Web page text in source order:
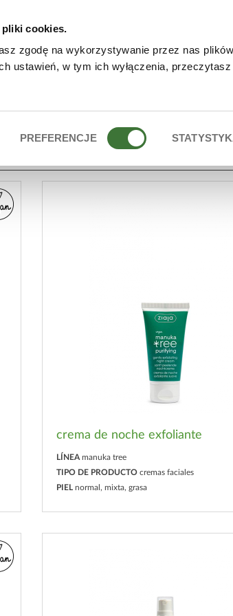
cookies.
zgodę na wykorzystywanie przez nas
ustawień, w tym ich wyłączenia,
PREFERENCJE
CONTACTO
crema de noche exfoliante
LÍNEA manuka tree
TIPO DE PRODUCTO cremas faciales
PIEL normal, mixta, grasa